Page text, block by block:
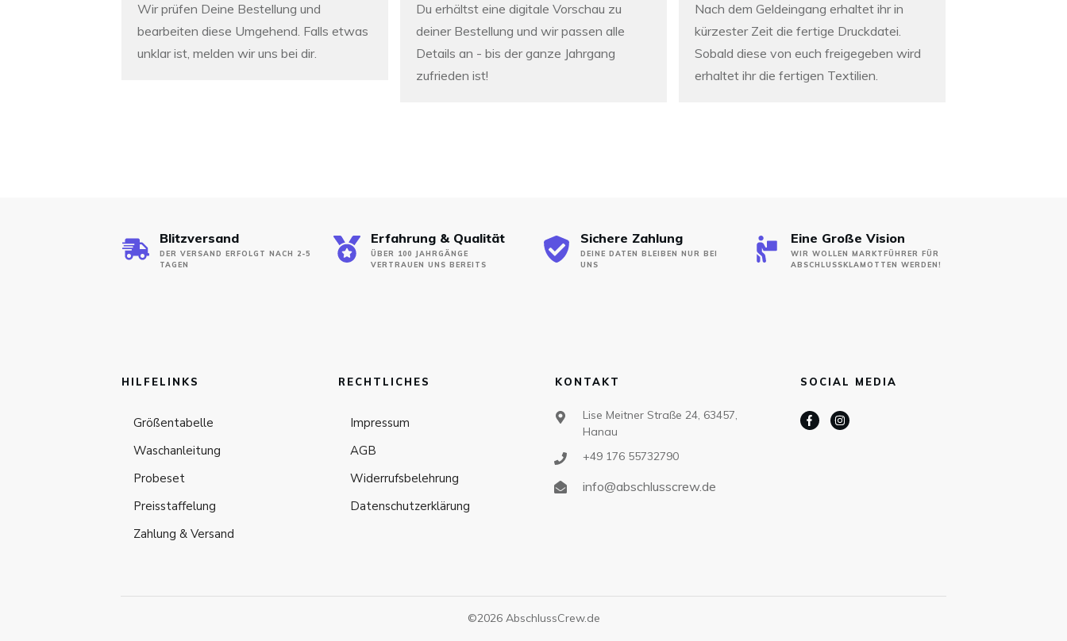
Wir prüfen Deine Bestellung und
bearbeiten diese Umgehend. Falls etwas
unklar ist, melden wir uns bei dir.
Du erhältst eine digitale Vorschau zu
deiner Bestellung und wir passen alle
Details an - bis der ganze Jahrgang
zufrieden ist!
Nach dem Geldeingang erhaltet ihr in
kürzester Zeit die fertige Druckdatei.
Sobald diese von euch freigegeben wird
erhaltet ihr die fertigen Textilien.
Blitzversand
DER VERSAND ERFOLGT NACH 2-5
TAGEN
Erfahrung & Qualität
ÜBER 100 JAHRGÄNGE
VERTRAUEN UNS BEREITS
Sichere Zahlung
DEINE DATEN BLEIBEN NUR BEI
UNS
Eine Große Vision
WIR WOLLEN MARKTFÜHRER FÜR
ABSCHLUSSKLAMOTTEN WERDEN!
HILFELINKS
Größentabelle
Waschanleitung
Probeset
Preisstaffelung
Zahlung & Versand
RECHTLICHES
Impressum
AGB
Widerrufsbelehrung
Datenschutzerklärung
KONTAKT
Lise Meitner Straße 24, 63457,
Hanau
+49 176 55732790
info@abschlusscrew.de
SOCIAL MEDIA
©2026 AbschlussCrew.de